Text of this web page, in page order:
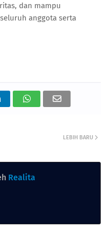
dan mampu
anggota serta
LEBIH BARU
Realita